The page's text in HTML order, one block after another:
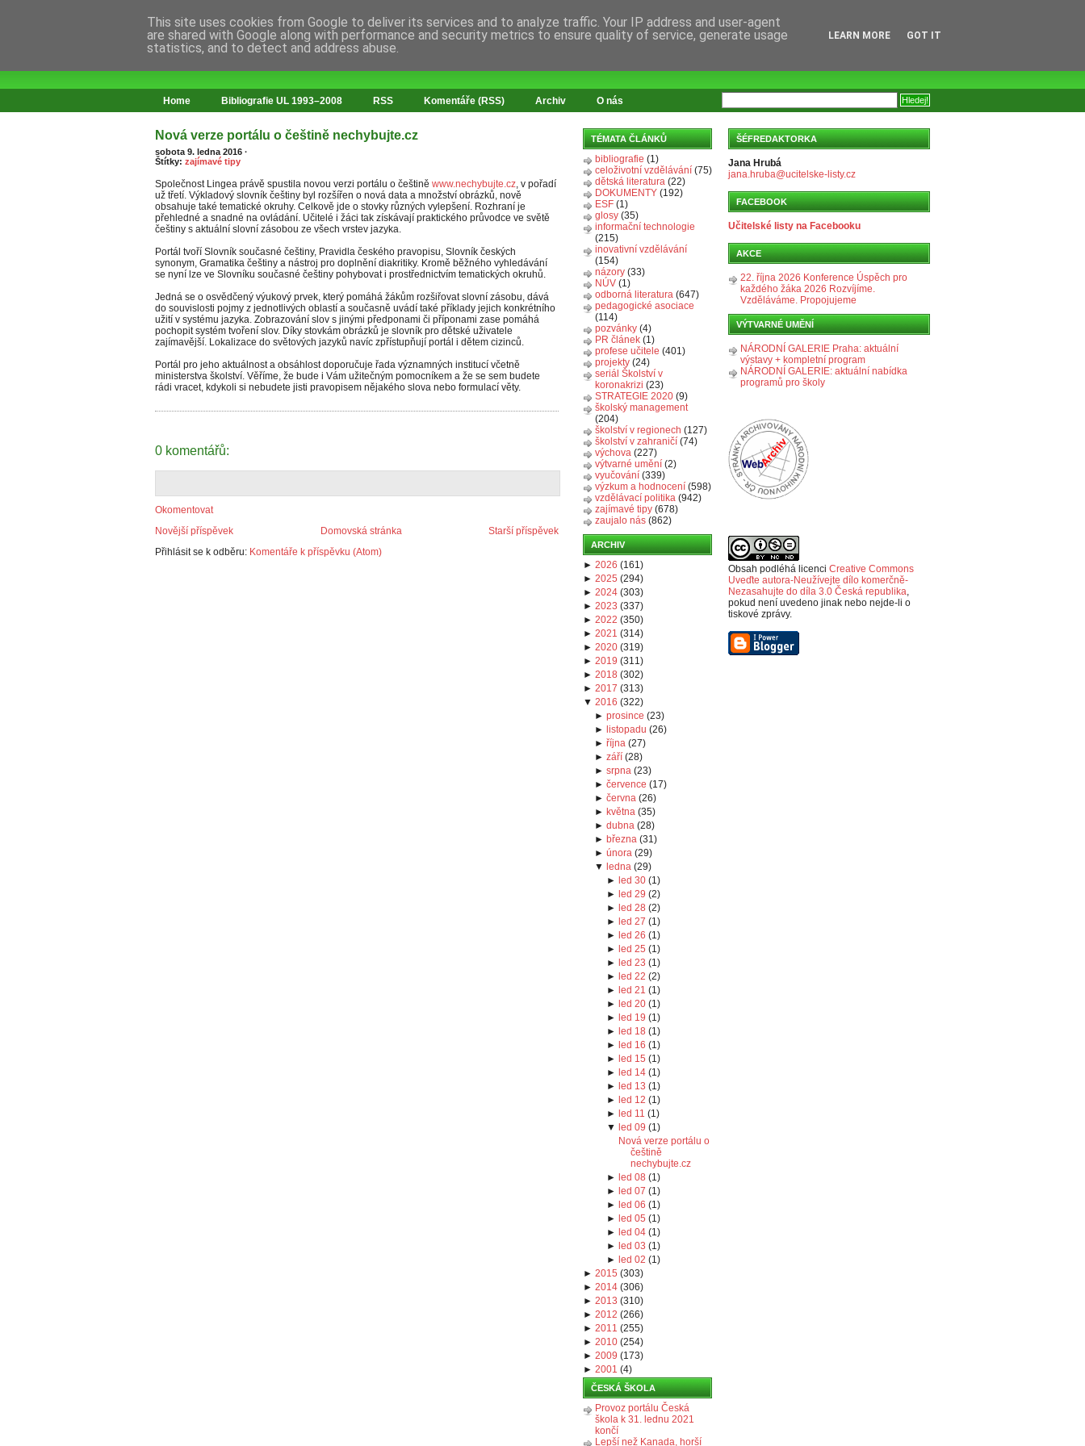
Home Bibliografie UL 1993–2008 RSS Komentáře (RSS) Archiv O nás
Nová verze portálu o češtině nechybujte.cz
sobota 9. ledna 2016 ·
Štítky: zajímavé tipy
Společnost Lingea právě spustila novou verzi portálu o češtině www.nechybujte.cz, v pořadí
už třetí. Výkladový slovník češtiny byl rozšířen o nová data a množství obrázků, nově
obsahuje také tematické okruhy. Celkově jde o stovky různých vylepšení. Rozhraní je
přehledné a snadné na ovládání. Učitelé i žáci tak získávají praktického průvodce ve světě
češtiny s aktuální slovní zásobou ze všech vrstev jazyka.
Portál tvoří Slovník současné češtiny, Pravidla českého pravopisu, Slovník českých
synonym, Gramatika češtiny a nástroj pro doplnění diakritiky. Kromě běžného vyhledávání
se nyní lze ve Slovníku současné češtiny pohybovat i prostřednictvím tematických okruhů.
Jedná se o osvědčený výukový prvek, který pomáhá žákům rozšiřovat slovní zásobu, dává
do souvislosti pojmy z jednotlivých oblastí a současně uvádí také příklady jejich konkrétního
užití v systému jazyka. Zobrazování slov s jinými předponami či příponami zase pomáhá
pochopit systém tvoření slov. Díky stovkám obrázků je slovník pro dětské uživatele
zajímavější. Lokalizace do světových jazyků navíc zpřístupňují portál i dětem cizinců.
Portál pro jeho aktuálnost a obsáhlost doporučuje řada významných institucí včetně
ministerstva školství. Věříme, že bude i Vám užitečným pomocníkem a že se sem budete
rádi vracet, kdykoli si nebudete jisti pravopisem nějakého slova nebo formulací věty.
0 komentářů:
Okomentovat
Novější příspěvek
Starší příspěvek
Domovská stránka
Přihlásit se k odběru: Komentáře k příspěvku (Atom)
TÉMATA ČLÁNKŮ
bibliografie (1)
celoživotní vzdělávání (75)
dětská literatura (22)
DOKUMENTY (192)
ESF (1)
glosy (35)
informační technologie
(215)
inovativní vzdělávání
(154)
názory (33)
NÚV (1)
odborná literatura (647)
pedagogické asociace
(114)
pozvánky (4)
PR článek (1)
profese učitele (401)
projekty (24)
seriál Školství v
koronakrizi (23)
STRATEGIE 2020 (9)
školský management
(204)
školství v regionech (127)
školství v zahraničí (74)
výchova (227)
výtvarné umění (2)
vyučování (339)
výzkum a hodnocení (598)
vzdělávací politika (942)
zajímavé tipy (678)
zaujalo nás (862)
ARCHIV
► 2026 (161)
► 2025 (294)
► 2024 (303)
► 2023 (337)
► 2022 (350)
► 2021 (314)
► 2020 (319)
► 2019 (311)
► 2018 (302)
► 2017 (313)
▼ 2016 (322)
►prosince (23)
► listopadu (26)
►října (27)
►září (28)
►srpna (23)
►července (17)
►června (26)
► května (35)
►dubna (28)
► března (31)
►února (29)
▼ ledna (29)
► led 30(1)
► led 29 (2)
► led 28 (2)
► led 27 (1)
► led 26 (1)
► led 25 (1)
► led 23 (1)
► led 22 (2)
► led 21 (1)
► led 20(1)
► led 19 (1)
► led 18 (1)
► led 16 (1)
► led 15 (1)
► led 14(1)
► led 13 (1)
► led 12 (1)
► led 11 (1)
▼ led 09 (1)
Nová verze portálu o
češtině
nechybujte.cz
► led 08 (1)
► led 07 (1)
► led 06 (1)
► led 05 (1)
► led 04(1)
► led 03 (1)
► led 02 (1)
► 2015 (303)
► 2014 (306)
► 2013 (310)
► 2012 (266)
► 2011 (255)
► 2010 (254)
► 2009 (173)
► 2001 (4)
ČESKÁ ŠKOLA
Provoz portálu Česká
škola k 31. lednu 2021
končí
Lepší než Kanada, horší
ŠÉFREDAKTORKA
Jana Hrubá
jana.hruba@ucitelske-listy.cz
FACEBOOK
Učitelské listy na Facebooku
AKCE
22. října 2026 Konference Úspěch pro
každého žáka 2026 Rozvíjíme.
Vzděláváme. Propojujeme
VÝTVARNÉ UMĚNÍ
NÁRODNÍ GALERIE Praha: aktuální
výstavy + kompletní program
NÁRODNÍ GALERIE: aktuální nabídka
programů pro školy
Obsah podléhá licenci Creative Commons
Uveďte autora-Neužívejte dílo komerčně-
Nezasahujte do díla 3.0 Česká republika,
pokud není uvedeno jinak nebo nejde-li o
tiskové zprávy.
This site uses cookies from Google to deliver its services and to analyze traffic. Your IP address and user-agent
are shared with Google along with performance and security metrics to ensure quality of service, generate usage
statistics, and to detect and address abuse.
LEARN MORE GOT IT